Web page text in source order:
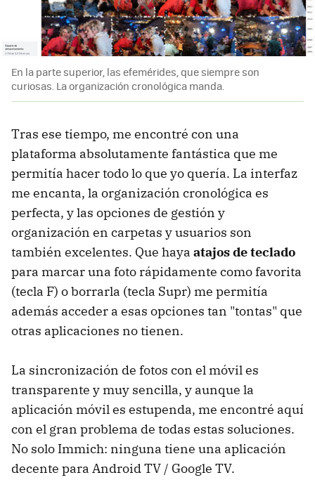
En la parte superior, las efemérides, que siempre son
curiosas. La organización cronológica manda.
Tras ese tiempo, me encontré con una
plataforma absolutamente fantástica que me
permitía hacer todo lo que yo quería. La interfaz
me encanta, la organización cronológica es
perfecta, y las opciones de gestión y
organización en carpetas y usuarios son
también excelentes. Que haya atajos de teclado
para marcar una foto rápidamente como favorita
(tecla F) o borrarla (tecla Supr) me permitía
además acceder a esas opciones tan "tontas" que
otras aplicaciones no tienen.
La sincronización de fotos con el móvil es
transparente y muy sencilla, y aunque la
aplicación móvil es estupenda, me encontré aquí
con el gran problema de todas estas soluciones.
No solo Immich: ninguna tiene una aplicación
decente para Android TV / Google TV.